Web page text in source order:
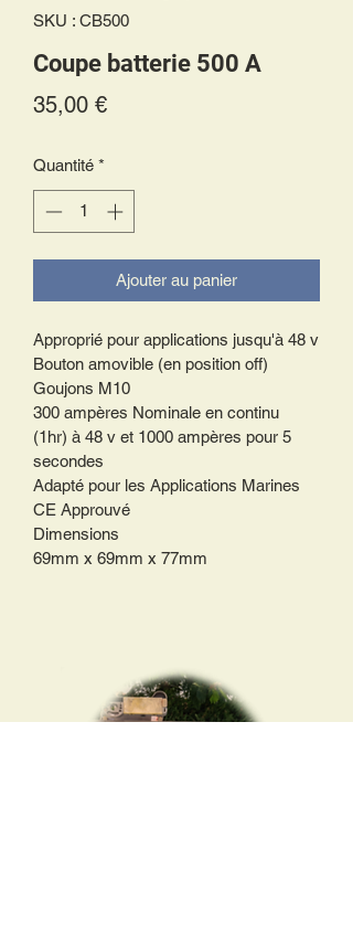
SKU : CB500
Coupe batterie 500 A
35,00 €Prix
Quantité *
Ajouter au panier
Approprié pour applications jusqu'à 48 v
Bouton amovible (en position off)
Goujons M10
300 ampères Nominale en continu
(1hr) à 48 v et 1000 ampères pour 5
secondes
Adapté pour les Applications Marines
CE Approuvé
Dimensions
69mm x 69mm x 77mm